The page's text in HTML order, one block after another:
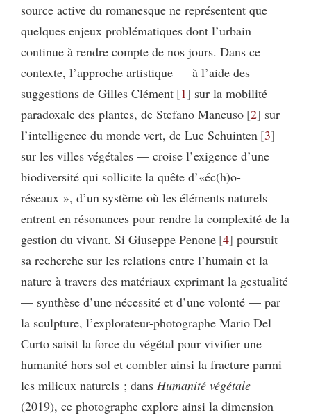
source active du romanesque ne représentent que
quelques enjeux problématiques dont l’urbain
continue à rendre compte de nos jours. Dans ce
contexte, l’approche artistique — à l’aide des
suggestions de Gilles Clément 1
sur la mobilité
paradoxale des plantes, de Stefano Mancuso 2 sur
l’intelligence du monde vert, de Luc Schuinten 3
sur les villes végétales — croise l’exigence d’une
biodiversité qui sollicite la quête d’«éc(h)o-
réseaux », d’un système où les éléments naturels
entrent en résonances pour rendre la complexité de la
gestion du vivant. Si Giuseppe Penone 4 poursuit
sa recherche sur les relations entre l’humain et la
nature à travers des matériaux exprimant la gestualité
— synthèse d’une nécessité et d’une volonté — par
la sculpture, l’explorateur-photographe Mario Del
Curto saisit la force du végétal pour vivifier une
humanité hors sol et combler ainsi la fracture parmi
les milieux naturels ; dans Humanité végétale
(2019), ce photographe explore ainsi la dimension